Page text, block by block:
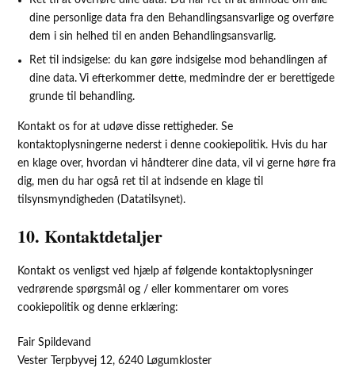
dine personlige data fra den Behandlingsansvarlige og overføre
dem i sin helhed til en anden Behandlingsansvarlig.
Ret til indsigelse: du kan gøre indsigelse mod behandlingen af ​​
dine data. Vi efterkommer dette, medmindre der er berettigede
grunde til behandling.
Kontakt os for at udøve disse rettigheder. Se
kontaktoplysningerne nederst i denne cookiepolitik. Hvis du har
en klage over, hvordan vi håndterer dine data, vil vi gerne høre fra
dig, men du har også ret til at indsende en klage til
tilsynsmyndigheden (Datatilsynet).
10. Kontaktdetaljer
Kontakt os venligst ved hjælp af følgende kontaktoplysninger
vedrørende spørgsmål og / eller kommentarer om vores
cookiepolitik og denne erklæring:
Fair Spildevand
Vester Terpbyvej 12, 6240 Løgumkloster